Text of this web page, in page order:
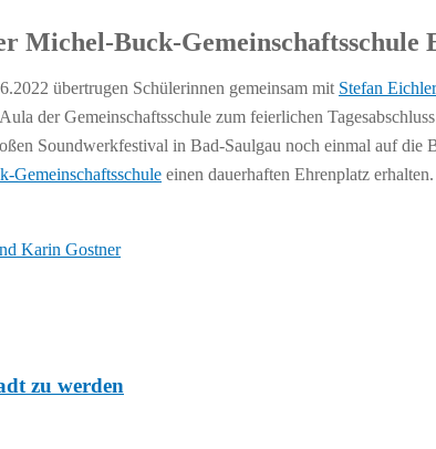
Michel-Buck-Gemeinschaftsschule
übertrugen Schülerinnen gemeinsam mit Stefan Eichler
der Gemeinschaftsschule zum feierlichen
Soundwerkfestival in Bad-Saulgau noch einmal auf die
Gemeinschaftsschule einen dauerhaften Ehrenplatz erhalten.
Karin Gostner
zu werden